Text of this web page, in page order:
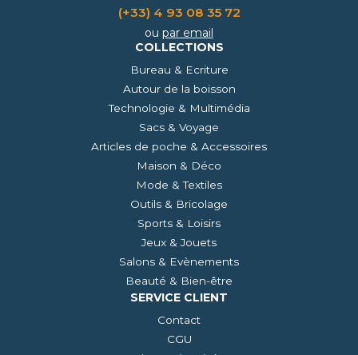
(+33) 4 93 08 35 72
ou par email
COLLECTIONS
Bureau & Ecriture
Autour de la boisson
Technologie & Multimédia
Sacs & Voyage
Articles de poche & Accessoires
Maison & Déco
Mode & Textiles
Outils & Bricolage
Sports & Loisirs
Jeux & Jouets
Salons & Evènements
Beauté & Bien-être
SERVICE CLIENT
Contact
CGU